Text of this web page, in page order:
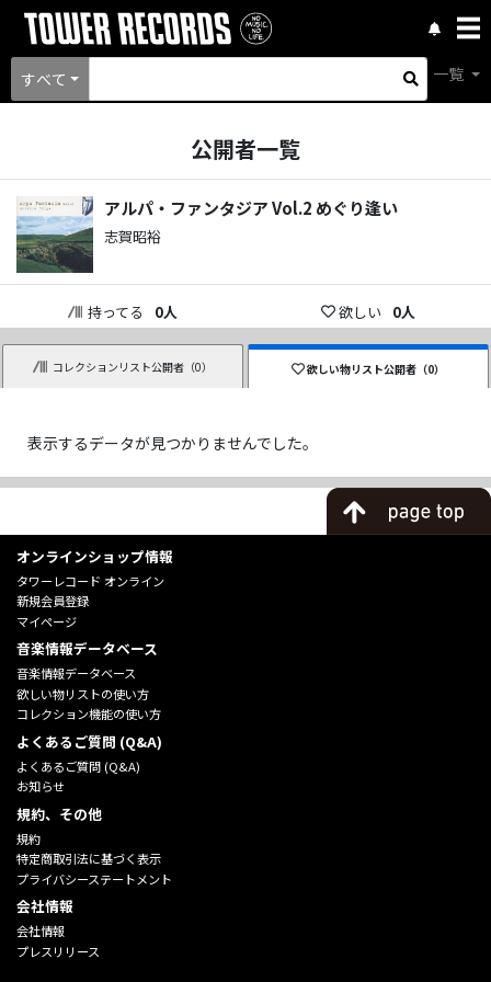
すべて 一覧
公開者一覧
アルパ・ファンタジア Vol.2 めぐり逢い
志賀昭裕
持ってる 0人 欲しい 0人
コレクションリスト公開者（0） 欲しい物リスト公開者（0）
表示するデータが見つかりませんでした。
オンラインショップ情報
タワーレコード オンライン
新規会員登録
マイページ
音楽情報データベース
音楽情報データベース
欲しい物リストの使い方
コレクション機能の使い方
よくあるご質問 (Q&A)
よくあるご質問 (Q&A)
お知らせ
規約、その他
規約
特定商取引法に基づく表示
プライバシーステートメント
会社情報
会社情報
プレスリリース